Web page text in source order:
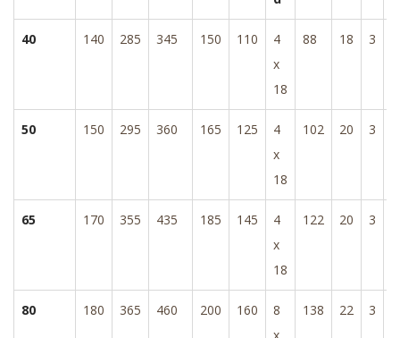
40 140 285 345 150 110
4
x
18
88 18 3
50 150 295 360 165 125
4
x
18
102 20 3
65 170 355 435 185 145
4
x
18
122 20 3
80 180 365 460 200 160
8
138 22 3